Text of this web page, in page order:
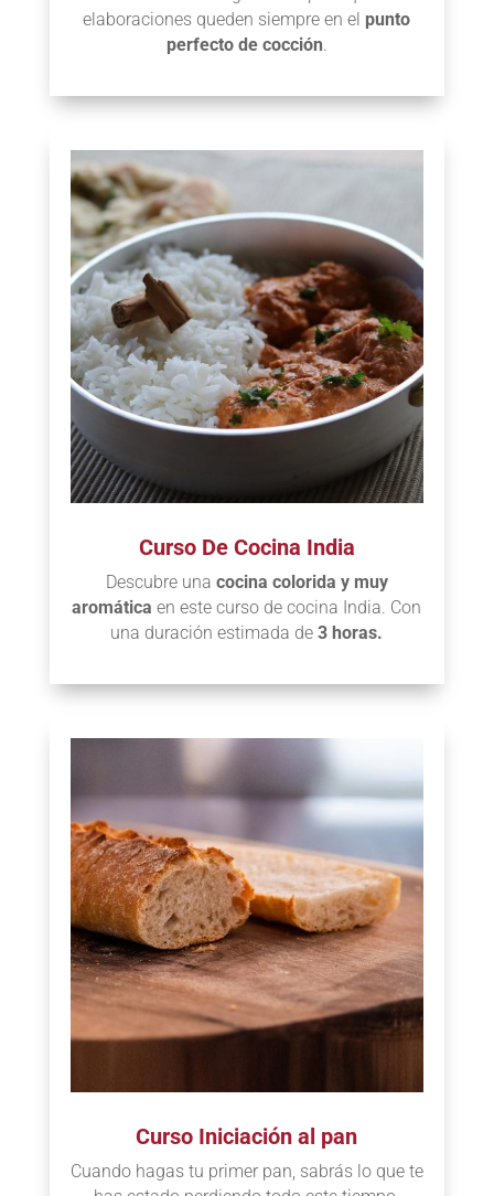
elaboraciones queden siempre en el punto
perfecto de cocción.
Curso De Cocina India
Descubre una cocina colorida y muy
aromática en este curso de cocina India. Con
una duración estimada de 3 horas.
Curso Iniciación al pan
Cuando hagas tu primer pan, sabrás lo que te